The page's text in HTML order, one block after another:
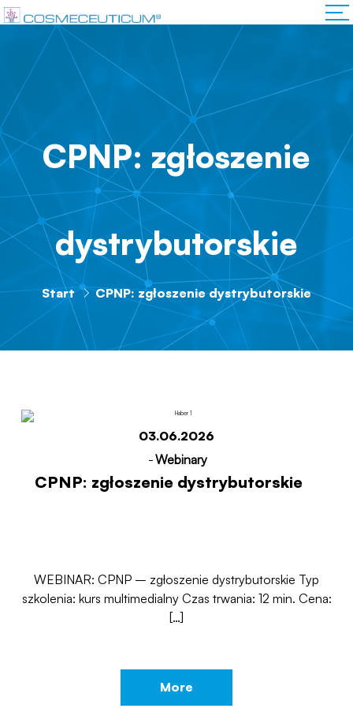
CPNP: zgłoszenie
dystrybutorskie
Start CPNP: zgłoszenie dystrybutorskie
03.06.2026
-Webinary
CPNP: zgłoszenie dystrybutorskie
WEBINAR: CPNP – zgłoszenie dystrybutorskie Typ
szkolenia: kurs multimedialny Czas trwania: 12 min. Cena:
[…]
More